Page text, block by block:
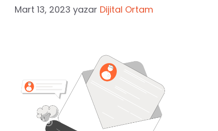
Mart 13, 2023 yazar Dijital Ortam